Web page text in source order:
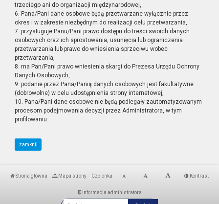
trzeciego ani do organizacji międzynarodowej,
6. Pana/Pani dane osobowe będą przetwarzane wyłącznie przez
okres i w zakresie niezbędnym do realizacji celu przetwarzania,
7. przysługuje Panu/Pani prawo dostępu do treści swoich danych
osobowych oraz ich sprostowania, usunięcia lub ograniczenia
przetwarzania lub prawo do wniesienia sprzeciwu wobec
przetwarzania,
8. ma Pan/Pani prawo wniesienia skargi do Prezesa Urzędu Ochrony
Danych Osobowych,
9. podanie przez Pana/Panią danych osobowych jest fakultatywne
(dobrowolne) w celu udostępnienia strony internetowej,
10. Pana/Pani dane osobowe nie będą podlegały zautomatyzowanym
procesom podejmowania decyzji przez Administratora, w tym
profilowaniu.
zamknij
Strona główna Mapa strony Czcionka Kontrast
Informacja administratora